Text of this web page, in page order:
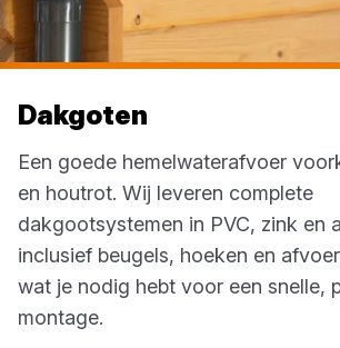
Dakgoten
Een goede hemelwaterafvoer
en houtrot. Wij leveren complete
dakgootsystemen in PVC, zink en
inclusief beugels, hoeken en
wat je nodig hebt voor een snelle,
montage.